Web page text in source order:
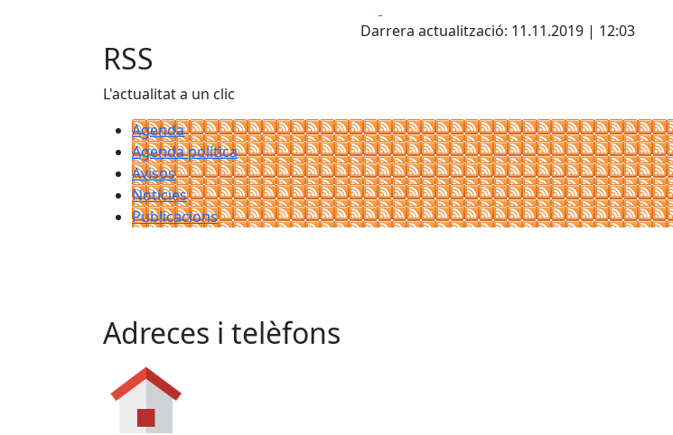
Darrera actualització: 11.11.2019 | 12:03
RSS
L'actualitat a un clic
Agenda
Agenda política
Avisos
Notícies
Publicacions
Adreces i telèfons